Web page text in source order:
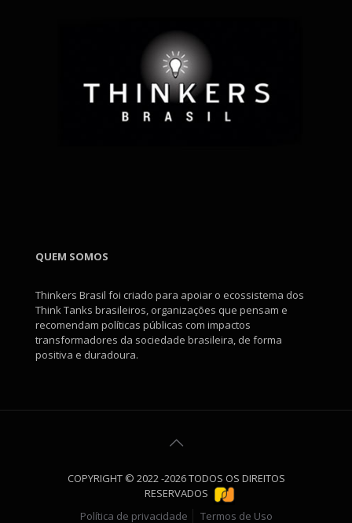
QUEM SOMOS
Thinkers Brasil foi criado para apoiar o ecossistema dos
Think Tanks brasileiros, organizações que pensam e
recomendam políticas públicas com impactos
transformadores da sociedade brasileira, de forma
positiva e duradoura.
COPYRIGHT © 2022 -2026 TODOS OS DIREITOS
RESERVADOS
Política de privacidade
Termos de Uso